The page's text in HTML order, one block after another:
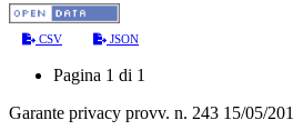
CSV JSON
Pagina 1 di 1
Garante privacy provv. n. 243 15/05/